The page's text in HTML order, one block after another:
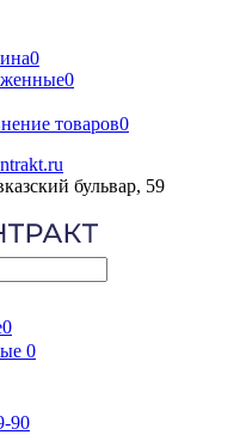
0
0
товаров0
бульвар, 59
0
0
90